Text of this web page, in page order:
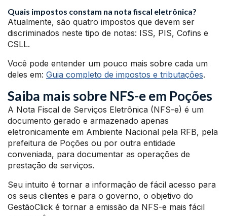
Quais impostos constam na nota fiscal eletrônica?
Atualmente, são quatro impostos que devem ser
discriminados neste tipo de notas: ISS, PIS, Cofins e
CSLL.
Você pode entender um pouco mais sobre cada um
deles em: Guia completo de impostos e tributações.
Saiba mais sobre NFS-e em Poções
A Nota Fiscal de Serviços Eletrônica (NFS-e) é um
documento gerado e armazenado apenas
eletronicamente em Ambiente Nacional pela RFB, pela
prefeitura de Poções ou por outra entidade
conveniada, para documentar as operações de
prestação de serviços.
Seu intuito é tornar a informação de fácil acesso para
os seus clientes e para o governo, o objetivo do
GestãoClick é tornar a emissão da NFS-e mais fácil